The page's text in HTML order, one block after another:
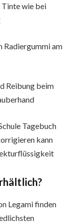
Tinte wie bei
Radiergummi am
Reibung beim
Tagebuch
kann
Legami finden